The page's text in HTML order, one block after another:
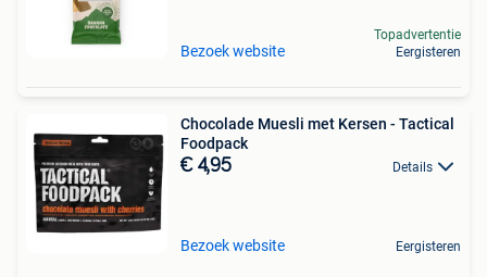
Bezoek website
Topadvertentie
Eergisteren
Chocolade Muesli met Kersen - Tactical
Foodpack
€ 4,95 Details
Bezoek website Eergisteren